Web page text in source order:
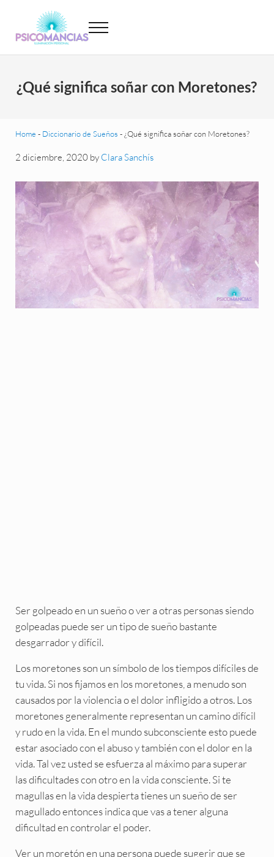
Psicomancias
Menu
¿Qué significa soñar con Moretones?
Home - Diccionario de Sueños -¿Qué significa soñar con Moretones?
2 diciembre, 2020 by Clara Sanchís
Ser golpeado en un sueño o ver a otras personas siendo
golpeadas puede ser un tipo de sueño bastante
desgarrador y difícil.
Los moretones son un símbolo de los tiempos difíciles de
tu vida. Si nos fijamos en los moretones, a menudo son
causados por la violencia o el dolor infligido a otros. Los
moretones generalmente representan un camino difícil
y rudo en la vida. En el mundo subconsciente esto puede
estar asociado con el abuso y también con el dolor en la
vida. Tal vez usted se esfuerza al máximo para superar
las dificultades con otro en la vida consciente. Si te
magullas en la vida despierta tienes un sueño de ser
magullado entonces indica que vas a tener alguna
dificultad en controlar el poder.
Ver un moretón en una persona puede sugerir que se